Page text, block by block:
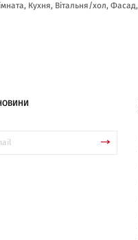
Кухня, Вітальня/хол, Фасад,